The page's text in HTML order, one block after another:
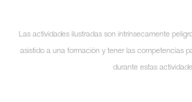
Las actividades ilustradas son intrínsecamente
asistido a una formación y tener las competencias
durante estas